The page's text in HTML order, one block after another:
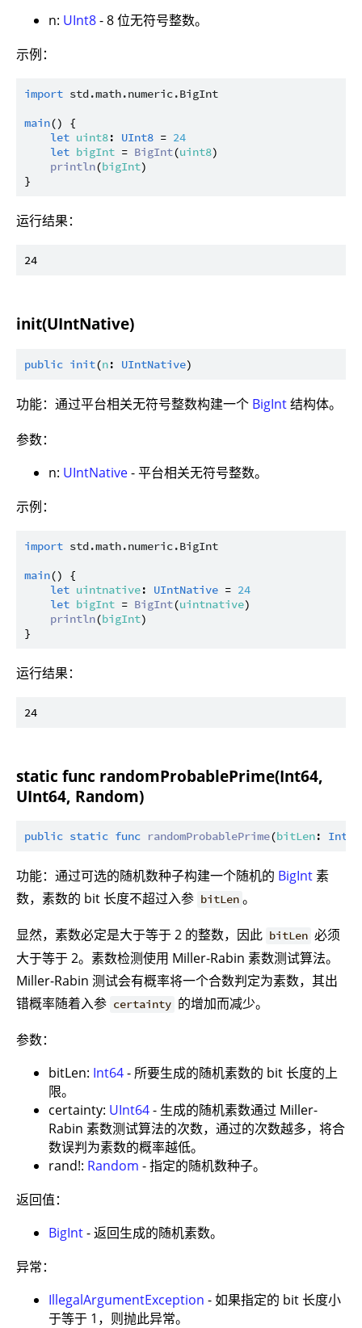
n: UInt8- 8 位无符号整数。
示例：
import std.math.numeric.BigInt
main() {
let uint8: UInt8 = 24
let bigInt = BigInt(uint8)
println(bigInt)
运行结果：
init(UIntNative)
public init(n: UIntNative
功能：通过平台相关无符号整数构建一个 BigInt结构体。
参数：
n: UIntNative- 平台相关无符号整数。
示例：
import std.math.numeric.BigInt
main() {
let uintnative: UIntNative = 24
let bigInt = BigInt(uintnative)
println(bigInt)
运行结果：
static func randomProbablePrime(Int64,
UInt64, Random)
public static func randomProbablePrime(bitLen: Int64
功能：通过可选的随机数种子构建一个随机的 BigInt素
数，素数的 bit 长度不超过入参 bitLen 。
显然，素数必定是大于等于 2 的整数，因此 bitLen 必须
大于等于 2。素数检测使用 Miller-Rabin 素数测试算法。
Miller-Rabin 测试会有概率将一个合数判定为素数，其出
错概率随着入参 certainty 的增加而减少。
参数：
bitLen: Int64- 所要生成的随机素数的 bit 长度的上
限。
certainty: UInt64- 生成的随机素数通过 Miller-
Rabin 素数测试算法的次数，通过的次数越多，将合
数误判为素数的概率越低。
rand!: Random - 指定的随机数种子。
返回值：
BigInt- 返回生成的随机素数。
异常：
IllegalArgumentException - 如果指定的 bit 长度小
于等于 1，则抛此异常。